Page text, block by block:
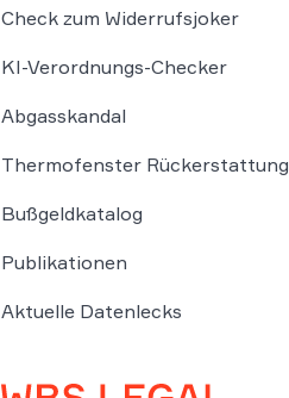
Check zum Widerrufsjoker
KI-Verordnungs-Checker
Abgasskandal
Thermofenster Rückerstattung
Bußgeldkatalog
Publikationen
Aktuelle Datenlecks